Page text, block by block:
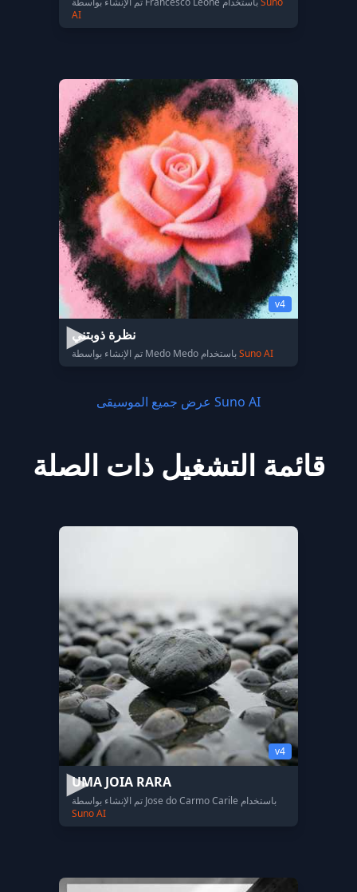
AI
v4
نظرة ذوبتني
Suno AI
عرض جميع الموسيقى Suno AI
قائمة التشغيل ذات الصلة
v4
UMA JOIA RARA
تم الإنشاء بواسطة Jose do Carmo Carile باستخدام
Suno AI